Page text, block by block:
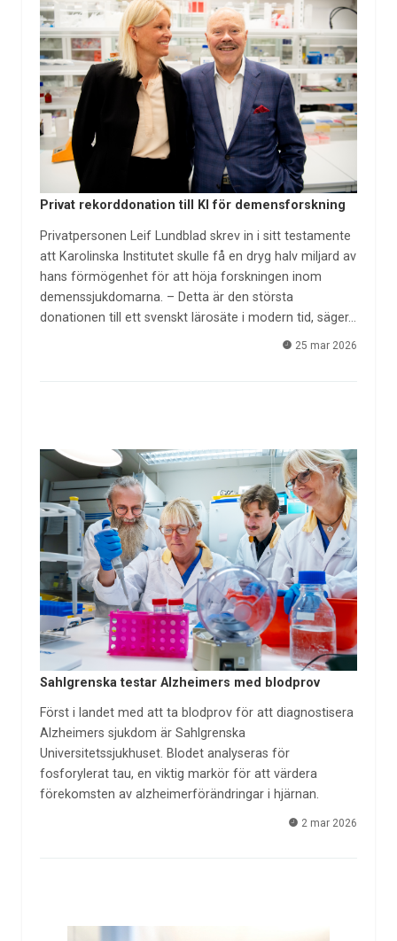
Privat rekorddonation till KI för demensforskning
Privatpersonen Leif Lundblad skrev in i sitt testamente
att Karolinska Institutet skulle få en dryg halv miljard av
hans förmögenhet för att höja forskningen inom
demenssjukdomarna. – Detta är den största
donationen till ett svenskt lärosäte i modern tid, säger…
25 mar 2026
Sahlgrenska testar Alzheimers med blodprov
Först i landet med att ta blodprov för att diagnostisera
Alzheimers sjukdom är Sahlgrenska
Universitetssjukhuset. Blodet analyseras för
fosforylerat tau, en viktig markör för att värdera
förekomsten av alzheimerförändringar i hjärnan.
2 mar 2026